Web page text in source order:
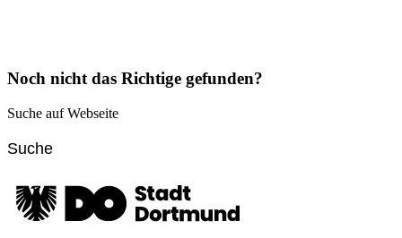
Noch nicht das Richtige gefunden?
Suche auf Webseite